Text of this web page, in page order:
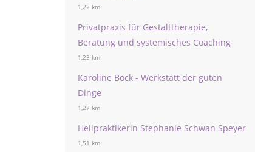
1,22 km
Privatpraxis für Gestalttherapie,
Beratung und systemisches Coaching
1,23 km
Karoline Bock - Werkstatt der guten
Dinge
1,27 km
Heilpraktikerin Stephanie Schwan Speyer
1,51 km